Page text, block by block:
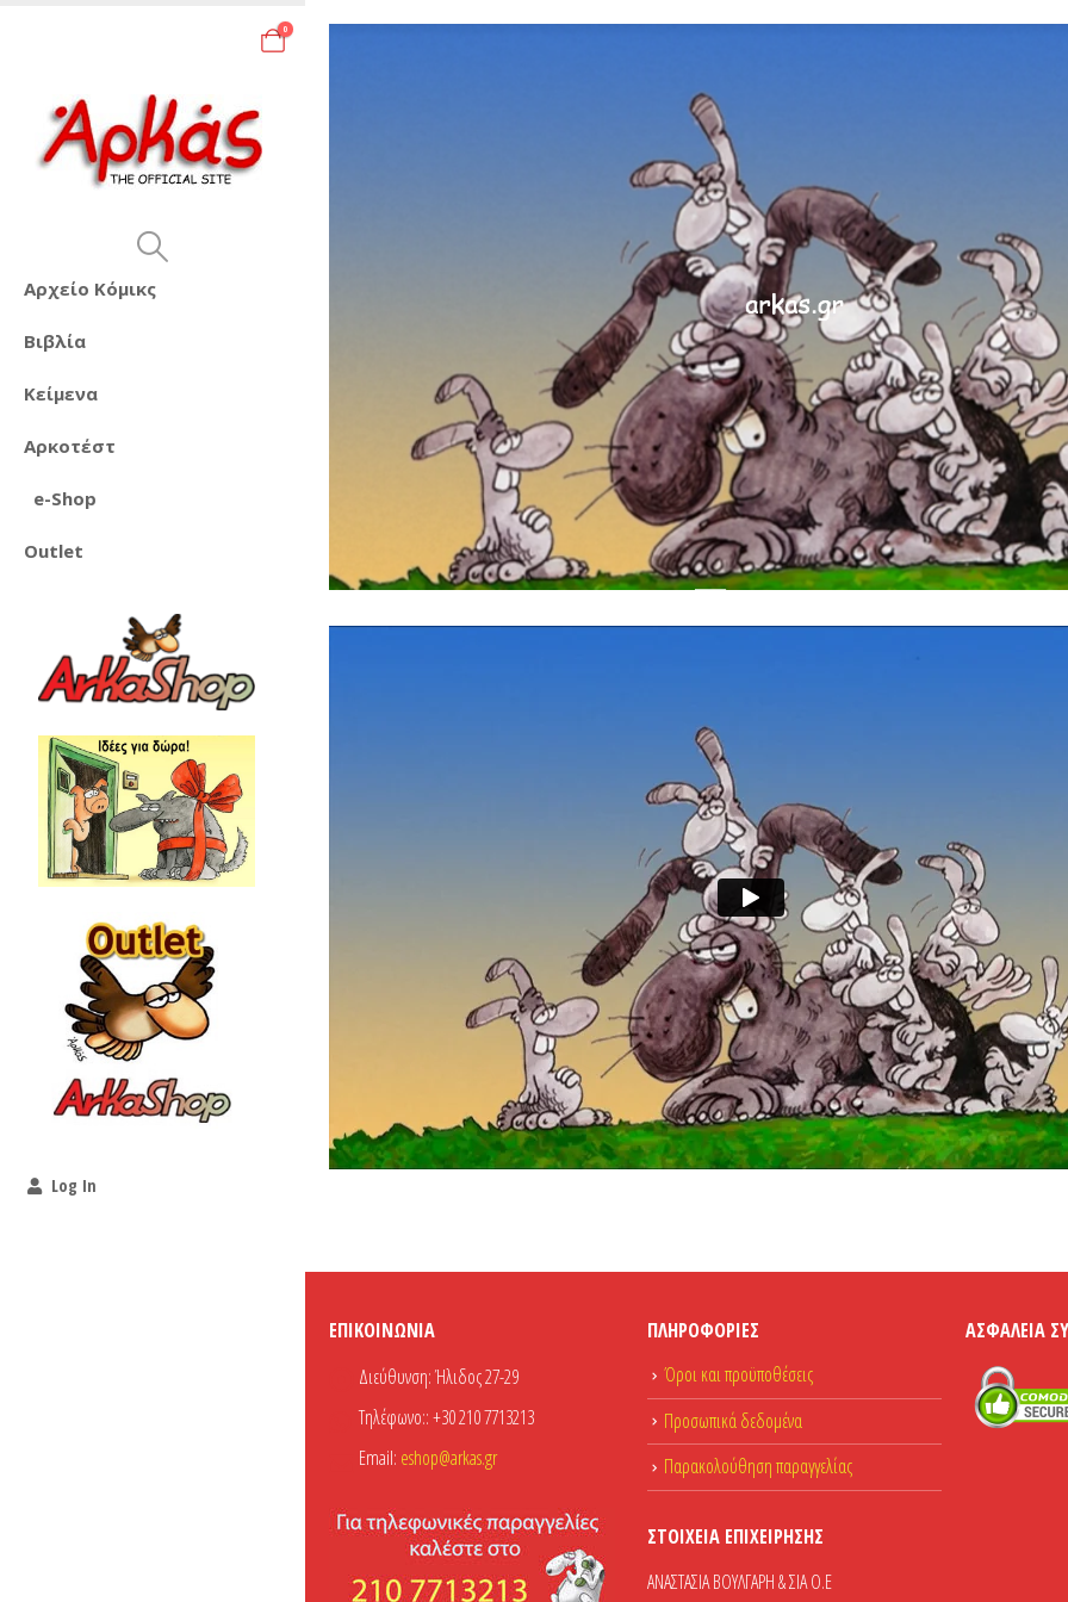
0
Αρχείο Κόμικς
Βιβλία
Κείμενα
Αρκοτέστ
e-Shop
Outlet
Log In
ΕΠΙΚΟΙΝΩΝΊΑ
Διεύθυνση:Ήλιδος 27-29
Τηλέφωνο::+30 210 7713213
Email: eshop@arkas.gr
ΠΛΗΡΟΦΟΡΊΕΣ
Όροι και προϋποθέσεις
Προσωπικά δεδομένα
Παρακολούθηση παραγγελίας
ΣΤΟΙΧΕΊΑ ΕΠΙΧΕΊΡΗΣΗΣ
ΑΝΑΣΤΑΣΙΑ ΒΟΥΛΓΑΡΗ & ΣΙΑ Ο.Ε
ΑΣΦΆΛΕΙΑ